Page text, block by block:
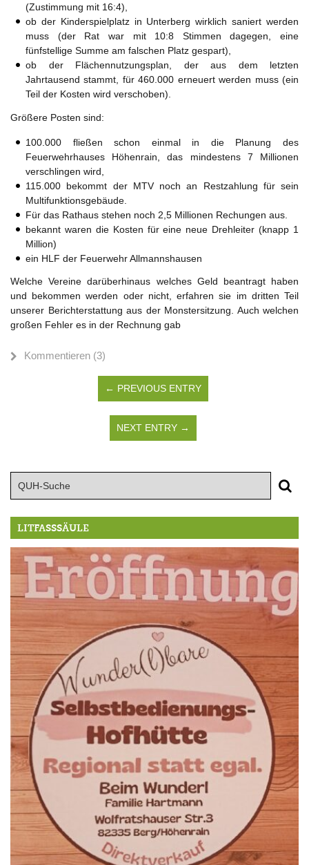
(Zustimmung mit 16:4),
ob der Kinderspielplatz in Unterberg wirklich saniert werden
muss (der Rat war mit 10:8 Stimmen dagegen, eine
fünfstellige Summe am falschen Platz gespart),
ob der Flächennutzungsplan, der aus dem letzten
Jahrtausend stammt, für 460.000 erneuert werden muss (ein
Teil der Kosten wird verschoben).
Größere Posten sind:
100.000 fließen schon einmal in die Planung des
Feuerwehrhauses Höhenrain, das mindestens 7 Millionen
verschlingen wird,
115.000 bekommt der MTV noch an Restzahlung für sein
Multifunktionsgebäude.
Für das Rathaus stehen noch 2,5 Millionen Rechungen aus.
bekannt waren die Kosten für eine neue Drehleiter (knapp 1
Million)
ein HLF der Feuerwehr Allmannshausen
Welche Vereine darüberhinaus welches Geld beantragt haben
und bekommen werden oder nicht, erfahren sie im dritten Teil
unserer Berichterstattung aus der Monstersitzung. Auch welchen
großen Fehler es in der Rechnung gab
Kommentieren (3)
← PREVIOUS ENTRY
NEXT ENTRY →
LITFASSSÄULE